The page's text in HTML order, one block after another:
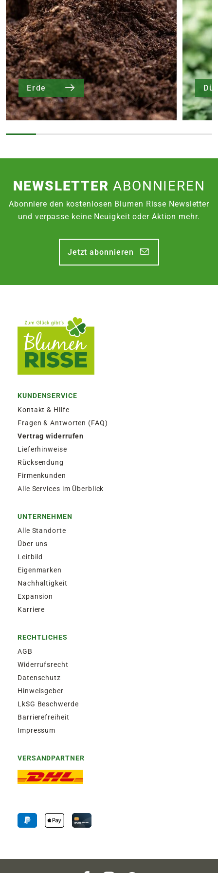
Erde
NEWSLETTERABONNIEREN
Abonniere den kostenlosen Blumen Risse Newsletter
und verpasse keine Neuigkeit oder Aktion mehr.
Jetzt abonnieren
KUNDENSERVICE
Kontakt & Hilfe
Fragen & Antworten (FAQ)
Vertrag widerrufen
Lieferhinweise
Rücksendung
Firmenkunden
Alle Services im Überblick
UNTERNEHMEN
Alle Standorte
Über uns
Leitbild
Eigenmarken
Nachhaltigkeit
Expansion
Karriere
RECHTLICHES
AGB
Widerrufsrecht
Datenschutz
Hinweisgeber
LkSG Beschwerde
Barrierefreiheit
Impressum
VERSANDPARTNER